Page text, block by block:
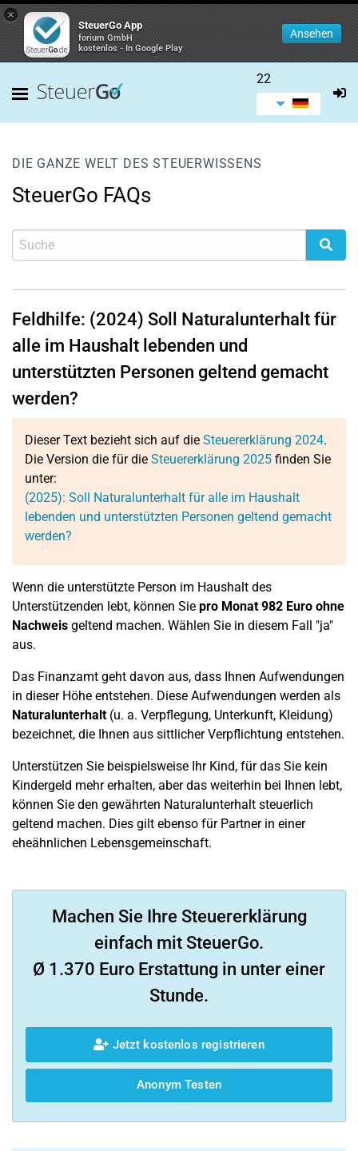
×
SteuerGo App
forium GmbH
kostenlos - In Google Play
Ansehen
22
DIE GANZE WELT DES STEUERWISSENS
SteuerGo FAQs
Feldhilfe: (2024) Soll Naturalunterhalt für
alle im Haushalt lebenden und
unterstützten Personen geltend gemacht
werden?
Dieser Text bezieht sich auf die Steuererklärung 2024.
Die Version die für die Steuererklärung 2025 finden Sie
unter:
(2025): Soll Naturalunterhalt für alle im Haushalt
lebenden und unterstützten Personen geltend gemacht
werden?
Wenn die unterstützte Person im Haushalt des
Unterstützenden lebt, können Sie pro Monat 982 Euro ohne
Nachweis geltend machen. Wählen Sie in diesem Fall "ja"
aus.
Das Finanzamt geht davon aus, dass Ihnen Aufwendungen
in dieser Höhe entstehen. Diese Aufwendungen werden als
Naturalunterhalt(u. a. Verpflegung, Unterkunft, Kleidung)
bezeichnet, die Ihnen aus sittlicher Verpflichtung entstehen.
Unterstützen Sie beispielsweise Ihr Kind, für das Sie kein
Kindergeld mehr erhalten, aber das weiterhin bei Ihnen lebt,
können Sie den gewährten Naturalunterhalt steuerlich
geltend machen. Dies gilt ebenso für Partner in einer
eheähnlichen Lebensgemeinschaft.
Machen Sie Ihre Steuererklärung
einfach mit SteuerGo.
Ø 1.370 Euro Erstattung in unter einer
Stunde.
Jetzt kostenlos registrieren
Anonym Testen